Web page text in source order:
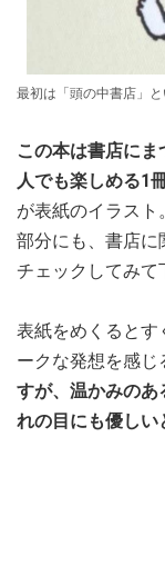
最初は「頭の中書店」
この本は書店に
人でも楽しめる1
が表紙のイラス
部分にも、書店に
チェックしてみて
表紙をめくるとす
ークな発想を感じ
すが、温かみのあ
れの目にも優しい